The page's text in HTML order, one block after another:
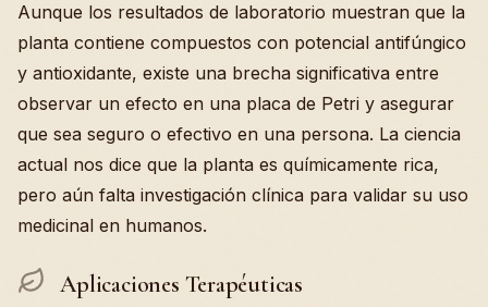
Aunque los resultados de laboratorio muestran que la
planta contiene compuestos con potencial antifúngico
y antioxidante, existe una brecha significativa entre
observar un efecto en una placa de Petri y asegurar
que sea seguro o efectivo en una persona. La ciencia
actual nos dice que la planta es químicamente rica,
pero aún falta investigación clínica para validar su uso
medicinal en humanos.
Aplicaciones Terapéuticas